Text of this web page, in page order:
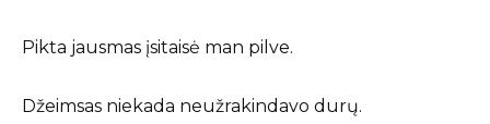
Pikta jausmas įsitaisė man pilve.
Džeimsas niekada neužrakindavo durų.